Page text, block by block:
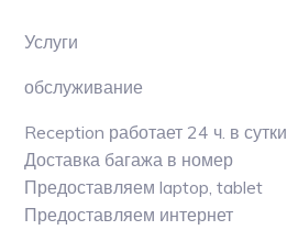
Услуги
обслуживание
Reception работает 24 ч. в сутки
Доставка багажа в номер
Предоставляем laptop, tablet
Предоставляем интернет